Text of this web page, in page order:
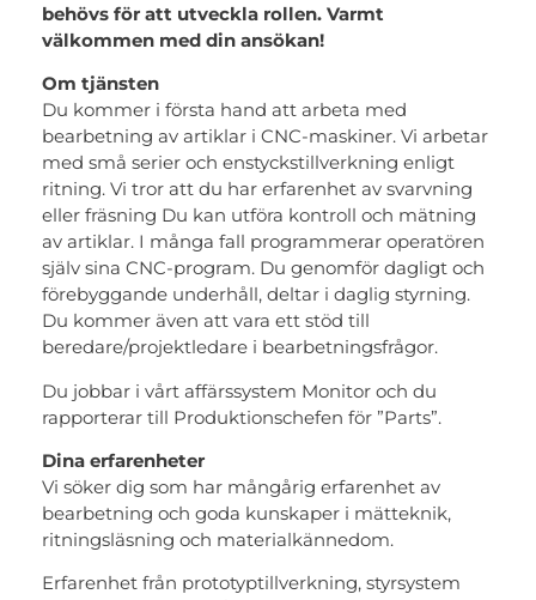
behövs för att utveckla rollen. Varmt
välkommen med din ansökan!
Om tjänsten
Du kommer i första hand att arbeta med
bearbetning av artiklar i CNC-maskiner. Vi arbetar
med små serier och enstyckstillverkning enligt
ritning. Vi tror att du har erfarenhet av svarvning
eller fräsning Du kan utföra kontroll och mätning
av artiklar. I många fall programmerar operatören
själv sina CNC-program. Du genomför dagligt och
förebyggande underhåll, deltar i daglig styrning.
Du kommer även att vara ett stöd till
beredare/projektledare i bearbetningsfrågor.
Du jobbar i vårt affärssystem Monitor och du
rapporterar till Produktionschefen för ”Parts”.
Dina erfarenheter
Vi söker dig som har mångårig erfarenhet av
bearbetning och goda kunskaper i mätteknik,
ritningsläsning och materialkännedom.
Erfarenhet från prototyptillverkning, styrsystem